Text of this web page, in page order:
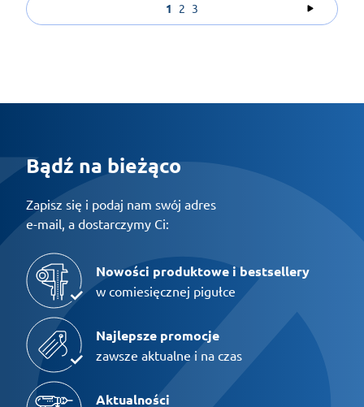
1 2 3
Bądź na bieżąco
Zapisz się i podaj nam swój adres
e-mail, a dostarczymy Ci:
Nowości produktowe i bestsellery
w comiesięcznej pigułce
Najlepsze promocje
zawsze aktualne i na czas
Aktualności